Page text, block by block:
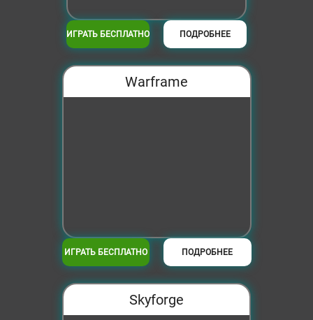
ИГРАТЬ БЕСПЛАТНО ПОДРОБНЕЕ
Warframe
ИГРАТЬ БЕСПЛАТНО ПОДРОБНЕЕ
Skyforge